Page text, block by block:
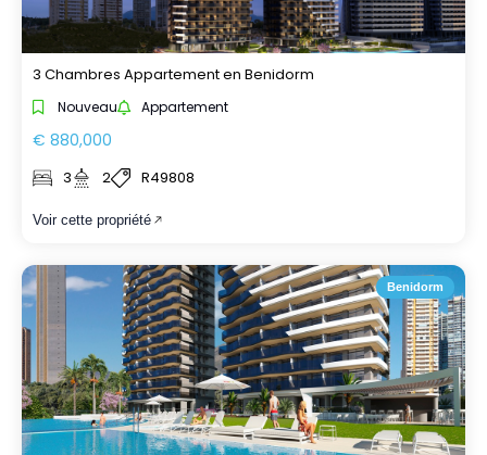
3 Chambres Appartement en Benidorm
Nouveau Appartement
€ 880,000
3 2 R49808
Voir cette propriété
Benidorm